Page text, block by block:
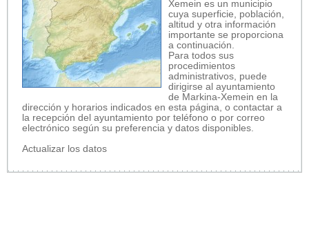
Xemein es un municipio
cuya superficie, población,
altitud y otra información
importante se proporciona
a continuación.
Para todos sus
procedimientos
administrativos, puede
dirigirse al ayuntamiento
de Markina-Xemein en la
dirección y horarios indicados en esta página, o contactar a
la recepción del ayuntamiento por teléfono o por correo
electrónico según su preferencia y datos disponibles.
Actualizar los datos